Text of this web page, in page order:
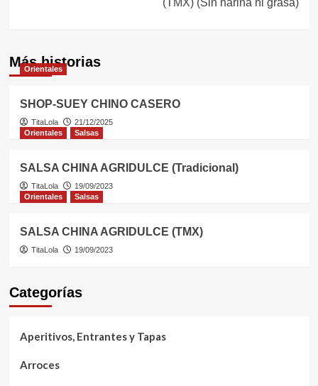
(TMX) (Sin harina ni grasa)
Más historias
Orientales
SHOP-SUEY CHINO CASERO
TitaLola
21/12/2025
Orientales
Salsas
SALSA CHINA AGRIDULCE (Tradicional)
TitaLola
19/09/2023
Orientales
Salsas
SALSA CHINA AGRIDULCE (TMX)
TitaLola 19/09/2023
Categorías
Aperitivos, Entrantes y Tapas
Arroces